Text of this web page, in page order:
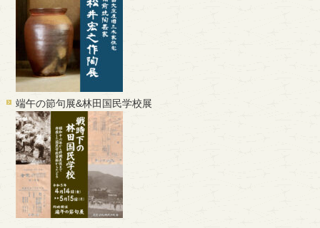
端午の節句展&林田国民学校展